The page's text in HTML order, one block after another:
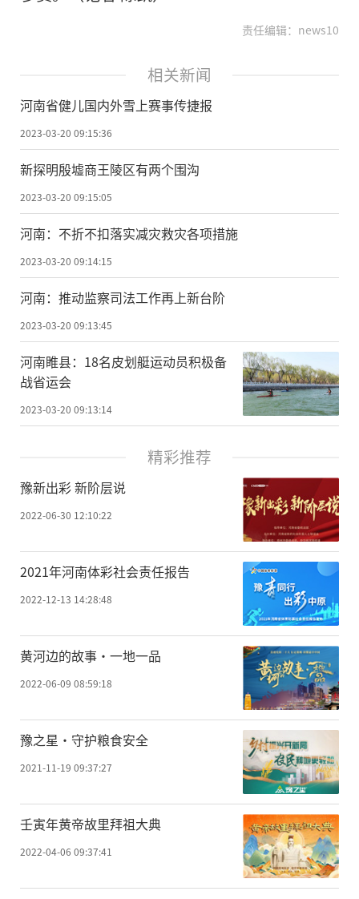
责任编辑：news10
相关新闻
河南省健儿国内外雪上赛事传捷报
2023-03-20 09:15:36
新探明殷墟商王陵区有两个围沟
2023-03-20 09:15:05
河南：不折不扣落实减灾救灾各项措施
2023-03-20 09:14:15
河南：推动监察司法工作再上新台阶
2023-03-20 09:13:45
河南睢县：18名皮划艇运动员积极备
战省运会
2023-03-20 09:13:14
精彩推荐
豫新出彩 新阶层说
2022-06-30 12:10:22
2021年河南体彩社会责任报告
2022-12-13 14:28:48
黄河边的故事·一地一品
2022-06-09 08:59:18
豫之星·守护粮食安全
2021-11-19 09:37:27
壬寅年黄帝故里拜祖大典
2022-04-06 09:37:41